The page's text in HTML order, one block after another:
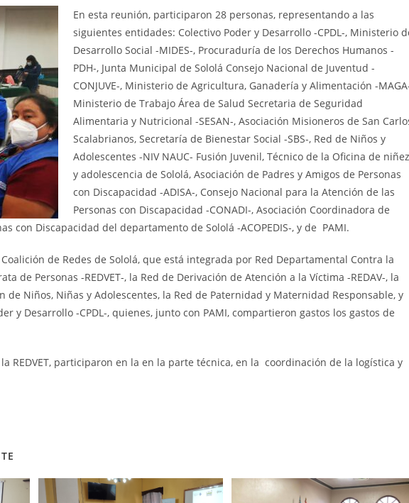
En esta reunión, participaron 28 personas, representando a las
siguientes entidades: Colectivo Poder y Desarrollo -CPDL-, Ministerio
Desarrollo Social -MIDES-, Procuraduría de los Derechos Humanos -
PDH-, Junta Municipal de Sololá Consejo Nacional de Juventud -
CONJUVE-, Ministerio de Agricultura, Ganadería y Alimentación -
Ministerio de Trabajo Área de Salud Secretaria de Seguridad
Alimentaria y Nutricional -SESAN-, Asociación Misioneros de San
Scalabrianos, Secretaría de Bienestar Social -SBS-, Red de Niños y
Adolescentes -NIV NAUC- Fusión Juvenil, Técnico de la Oficina de niñez
y adolescencia de Sololá, Asociación de Padres y Amigos de Personas
con Discapacidad -ADISA-, Consejo Nacional para la Atención de las
Personas con Discapacidad -CONADI-, Asociación Coordinadora de
con Discapacidad del departamento de Sololá -ACOPEDIS-, y de PAMI.
de Redes de Sololá, que está integrada por Red Departamental Contra la
de Personas -REDVET-, la Red de Derivación de Atención a la Víctima -REDAV-, la
de Niños, Niñas y Adolescentes, la Red de Paternidad y Maternidad Responsable, y
y Desarrollo -CPDL-, quienes, junto con PAMI, compartieron gastos los gastos de
REDVET, participaron en la en la parte técnica, en la coordinación de la logística y